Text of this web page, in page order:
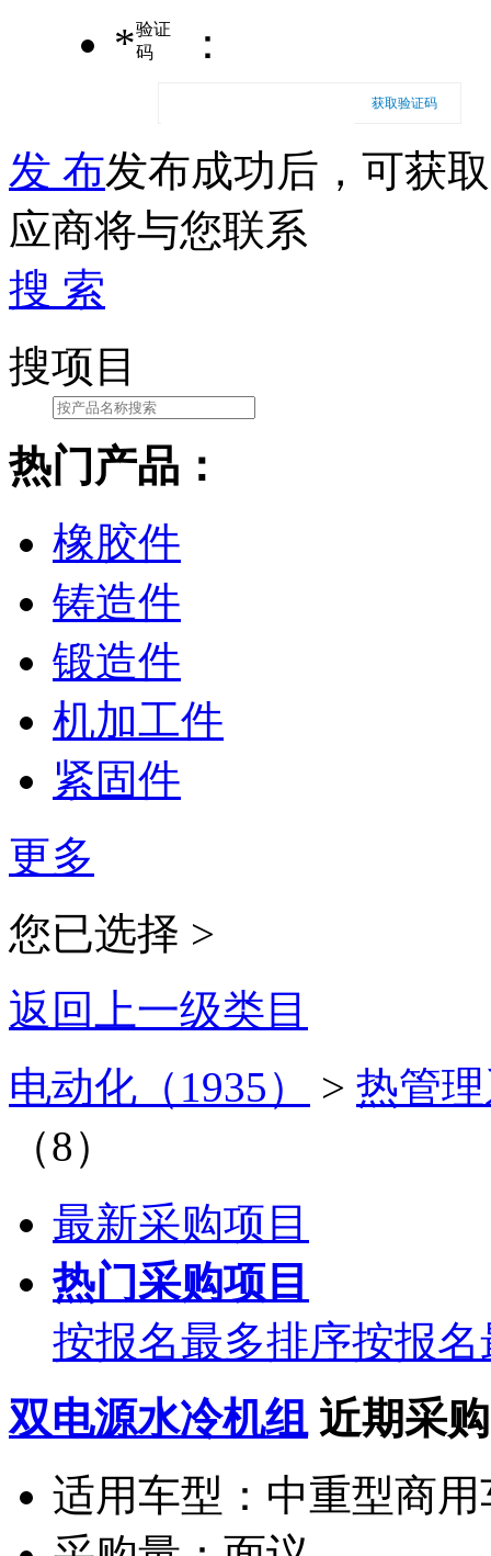
*验证
码
：
获取验证码
发 布发布成功后，可获
应商将与您联系
搜 索
搜项目
热门产品：
橡胶件
铸造件
锻造件
机加工件
紧固件
更多
您已选择 >
返回上一级类目
电动化（1935）
> 热管
（8）
最新采购项目
热门采购项目
按报名最多排序按报
双电源水冷机组 近期采购
适用车型： 中重型商